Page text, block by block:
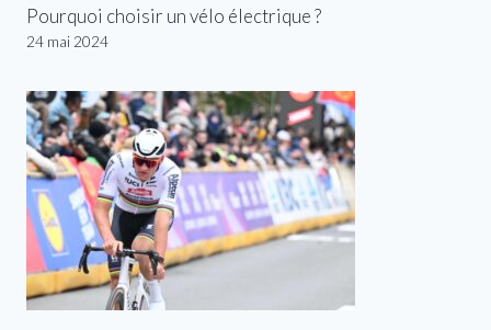
Pourquoi choisir un vélo électrique ?
24 mai 2024